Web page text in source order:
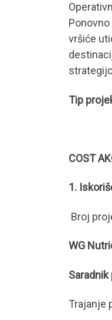
vršiće
Tip
COST
1.
Broj
WG
Trajanje